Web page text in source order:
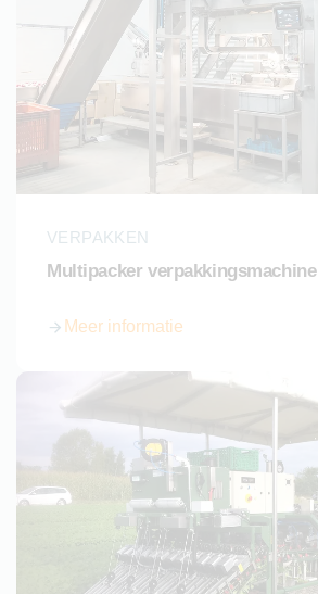
VERPAKKEN
Multipacker verpakkingsmachine
Meer informatie